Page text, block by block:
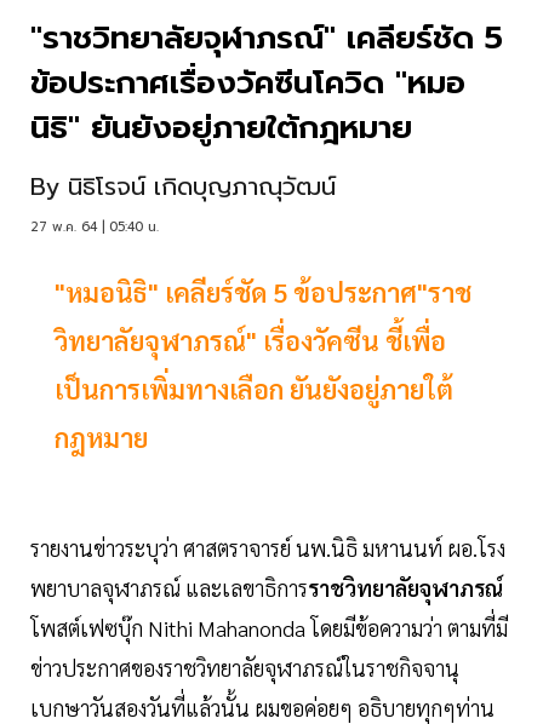
"ราชวิทยาลัยจุฬาภรณ์" เคลียร์ชัด 5
ข้อประกาศเรื่องวัคซีนโควิด "หมอ
นิธิ" ยันยังอยู่ภายใต้กฎหมาย
By นิธิโรจน์ เกิดบุญภาณุวัฒน์
27 พ.ค. 64 | 05:40 น.
"หมอนิธิ" เคลียร์ชัด 5 ข้อประกาศ"ราช
วิทยาลัยจุฬาภรณ์" เรื่องวัคซีน ชี้เพื่อ
เป็นการเพิ่มทางเลือก ยันยังอยู่ภายใต้
กฎหมาย
รายงานข่าวระบุว่า ศาสตราจารย์ นพ.นิธิ มหานนท์ ผอ.โรง
พยาบาลจุฬาภรณ์ และเลขาธิการราชวิทยาลัยจุฬาภรณ์
โพสต์เฟซบุ๊ก Nithi Mahanonda โดยมีข้อความว่า ตามที่มี
ข่าวประกาศของราชวิทยาลัยจุฬาภรณ์ในราชกิจจานุ
เบกษาวันสองวันที่แล้วนั้น ผมขอค่อยๆ อธิบายทุกๆท่าน